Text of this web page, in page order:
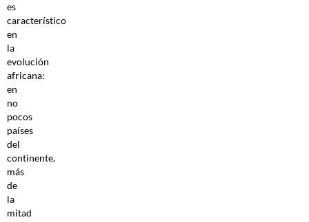
es
característico
en
la
evolución
africana:
en
no
pocos
países
del
continente,
más
de
la
mitad